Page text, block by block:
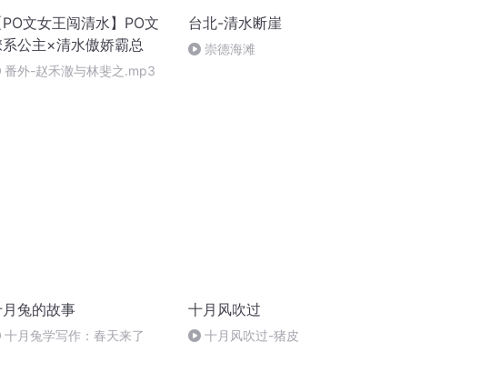
PO文女王闯清水】PO文
公主×清水傲娇霸总
番外-赵禾澈与林斐之.mp3
台北-清水断崖
崇德海滩
兔的故事
十月兔学写作：春天来了
十月风吹过
十月风吹过-猪皮